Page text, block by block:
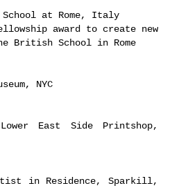
at Rome, Italy
award to create new
British School in Rome
NYC
East Side Printshop,
in Residence, Sparkill,